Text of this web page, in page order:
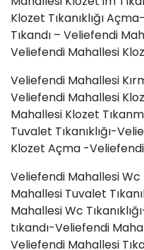
Klozet Tıkanıklığı
Tıkandı – Veliefendi
Veliefendi Mahallesi
Veliefendi Mahallesi
Veliefendi Mahallesi
Mahallesi Klozet
Tuvalet Tıkanıklığı-
Klozet Açma -
Veliefendi Mahallesi Wc
Mahallesi Tuvalet
Mahallesi Wc
tıkandı-Veliefendi
Veliefendi Mahallesi